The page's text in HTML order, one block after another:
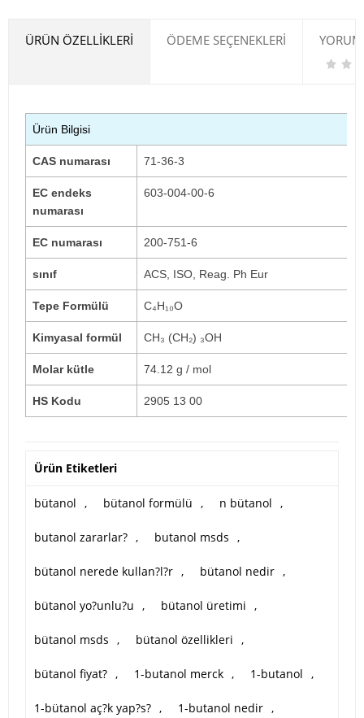
ÜRÜN ÖZELLIKLERI ÖDEME SEÇENEKLERI
Ürün Bilgisi
CAS numarası 71-36-3
EC endeks
numarası
603-004-00-6
EC numarası 200-751-6
sınıf ACS, ISO, Reag. Ph Eur
Tepe Formülü C₄H₁₀O
Kimyasal formül CH₃ (CH₂) ₃OH
Molar kütle 74.12 g / mol
HS Kodu 2905 13 00
Ürün Etiketleri
bütanol , bütanol formülü , n bütanol ,
butanol zararlar? , butanol msds ,
bütanol nerede kullan?l?r , bütanol nedir ,
bütanol yo?unlu?u , bütanol üretimi ,
bütanol msds , bütanol özellikleri ,
bütanol fiyat? , 1-butanol merck , 1-butanol ,
1-bütanol aç?k yap?s? , 1-butanol nedir ,